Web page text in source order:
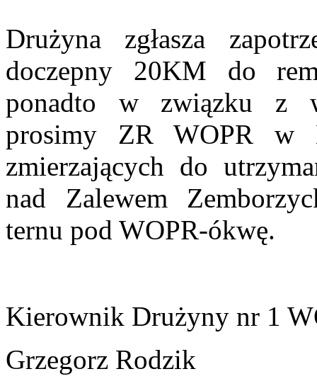
Drużyna zgłasza
doczepny 20KM do
ponadto w związku z
prosimy ZR WOPR w
zmierzających do
nad Zalewem
ternu pod WOPR-ókwę.
Kierownik Drużyny nr 1
Grzegorz Rodzik